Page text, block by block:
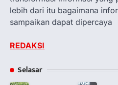
lebih dari itu bagaimana
sampaikan dapat dipercaya
REDAKSI
Selasar